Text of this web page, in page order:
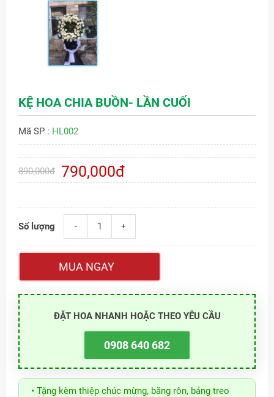
KỆ HOA CHIA BUỒN- LẦN CUỐI
Mã SP : HL002
890,000đ 790,000đ
Số lượng - +
MUA NGAY
ĐẶT HOA NHANH HOẶC THEO YÊU CẦU
0908 640 682
• Tặng kèm thiệp chúc mừng, băng rôn, bảng treo